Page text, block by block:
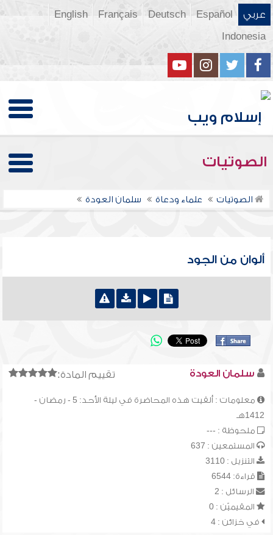
عربي Español
Deutsch
Français
English
Indonesia
الصوتيات
الصوتيات علماء ودعاة سلمان العودة
ألوان من الجود
تقييم المادة: سلمان العودة
معلومات : ألقيت هذه المحاضرة في ليلة الأحد: 5 - رمضان -
1412هـ
ملحوظة : ---
المستمعين : 637
التنزيل : 3110
قراءة: 6544
الرسائل : 2
المقيميّن : 0
في خزائن : 4